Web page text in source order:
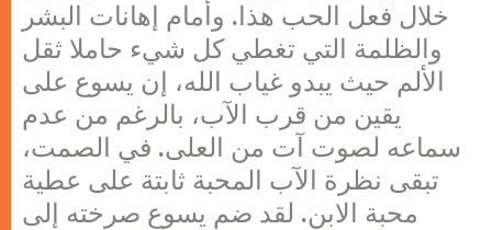
خلال فعل الحب هذا. وأمام إهانات البشر
والظلمة التي تغطي كل شيء حاملا ثقل
الألم حيث يبدو غياب الله، إن يسوع على
يقين من قرب الآب، بالرغم من عدم
سماعه لصوت آت من العلى. في الصمت،
تبقى نظرة الآب المحبة ثابتة على عطية
محبة الابن. لقد ضم يسوع صرخته إلى